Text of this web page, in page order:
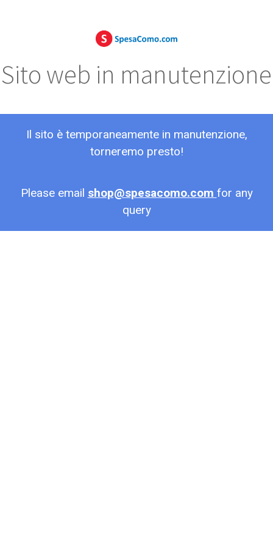
Sito web in manutenzione
Il sito è temporaneamente in manutenzione,
torneremo presto!
Please email shop@spesacomo.com for any
query